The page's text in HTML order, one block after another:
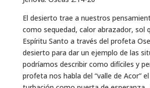
El desierto trae a nuestros
como sequedad, calor abrazador, sol
Espíritu Santo a través del profeta
desierto para dar un ejemplo de las
podríamos describir como difíciles y
profeta nos habla del “valle de Acor”